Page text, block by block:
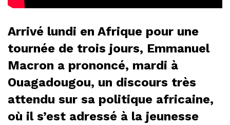
Arrivé lundi en Afrique pour une
tournée de trois jours, Emmanuel
Macron a prononcé, mardi à
Ouagadougou, un discours très
attendu sur sa politique africaine,
où il s’est adressé à la jeunesse